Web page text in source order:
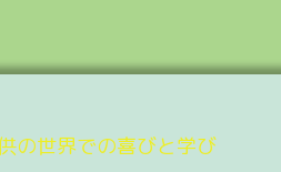
の世界での喜びと学び